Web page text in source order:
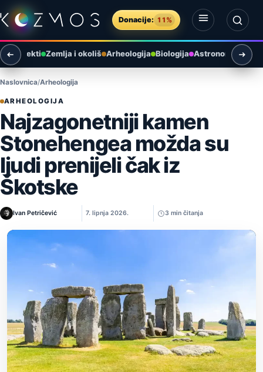
Preskoči na sadržaj
Donacije: 11%
Otvori izbornik
Otvori pretragu
objekti Zemlja i okoliš Arheologija Biologija Astronomija u
Naslovnica Arheologija
ARHEOLOGIJA
Najzagonetniji kamen
Stonehengea možda su
ljudi prenijeli čak iz
Škotske
Ivan Petričević 7. lipnja 2026. 3 min čitanja